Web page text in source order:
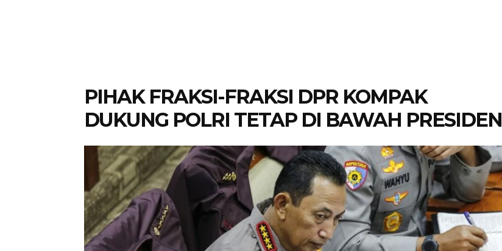
PIHAK FRAKSI-FRAKSI DPR KOMPAK
DUKUNG POLRI TETAP DI BAWAH PRESIDEN